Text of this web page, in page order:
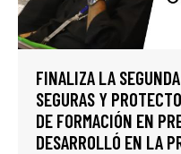
FINALIZA LA
SEGURAS Y
DE FORMACIÓN EN
DESARROLLÓ EN LA